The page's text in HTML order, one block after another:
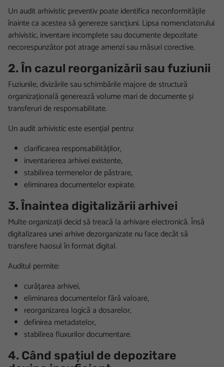
Un audit arhivistic preventiv poate identifica neconformitățile
înainte ca acestea să genereze sancțiuni. Lipsa nomenclatorului
arhivistic, inventare incomplete sau documente depozitate
necorespunzător pot atrage amenzi sau măsuri corective.
2. În cazul reorganizării sau fuziunii
Fuziunile, divizările sau schimbările majore de structură
organizațională generează volume mari de documente și
transferuri de responsabilitate.
Un audit arhivistic este esențial pentru:
clarificarea responsabilităților,
inventarierea arhivei existente,
stabilirea termenelor de păstrare,
eliminarea documentelor expirate.
3. Înaintea digitalizării arhivei
Multe organizații decid să treacă la arhivare electronică. Însă
digitalizarea unei arhive dezorganizate nu face decât să
transfere haosul în format digital.
Auditul permite:
curățarea arhivei,
eliminarea documentelor fără valoare,
reorganizarea logică a dosarelor,
definirea metadatelor,
stabilirea fluxurilor documentare.
4. Când spațiul de depozitare